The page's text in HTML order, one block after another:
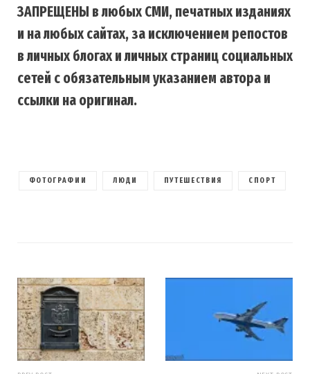
ЗАПРЕЩЕНЫ в любых СМИ, печатных изданиях
и на любых сайтах, за исключением репостов
в личных блогах и личных страниц социальных
сетей с обязательным указанием автора и
ссылки на оригинал.
ФОТОГРАФИИ ЛЮДИ ПУТЕШЕСТВИЯ СПОРТ